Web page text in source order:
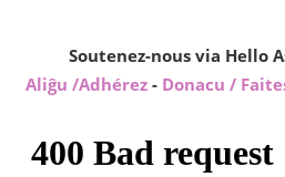
Soutenez-nous via Hello
Aliĝu /Adhérez - Donacu /